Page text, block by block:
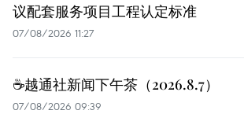
议配套服务项目工程认定标准
07/08/2026 11:27
☕️越通社新闻下午茶（2026.8.7）
07/08/2026 09:39